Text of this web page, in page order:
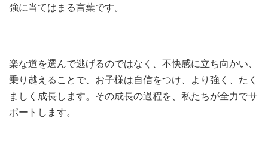
強に当てはまる言葉です。
楽な道を選んで逃げるのではなく、不快感に立ち向かい、
乗り越えることで、お子様は自信をつけ、より強く、たく
ましく成長します。 その成長の過程を、私たちが全力でサ
ポートします。